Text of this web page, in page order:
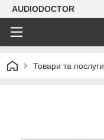
AUDIODOCTOR
Товари та послуги